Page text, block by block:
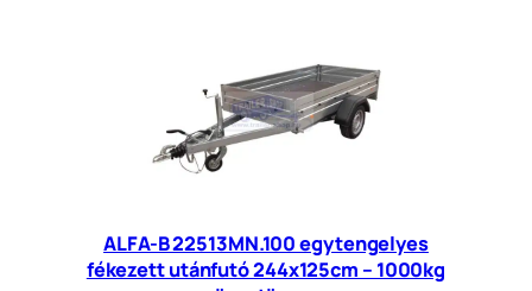
ALFA-B 22513MN.100 egytengelyes
fékezett utánfutó 244x125cm – 1000kg